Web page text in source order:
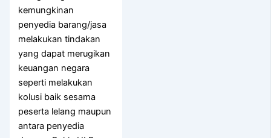
kemungkinan
penyedia barang/jasa
melakukan tindakan
yang dapat merugikan
keuangan negara
seperti melakukan
kolusi baik sesama
peserta lelang maupun
antara penyedia